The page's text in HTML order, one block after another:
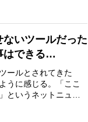
いツールだった
はできる…
ールとされてきた
うに感じる。「ここ
というネットニュー